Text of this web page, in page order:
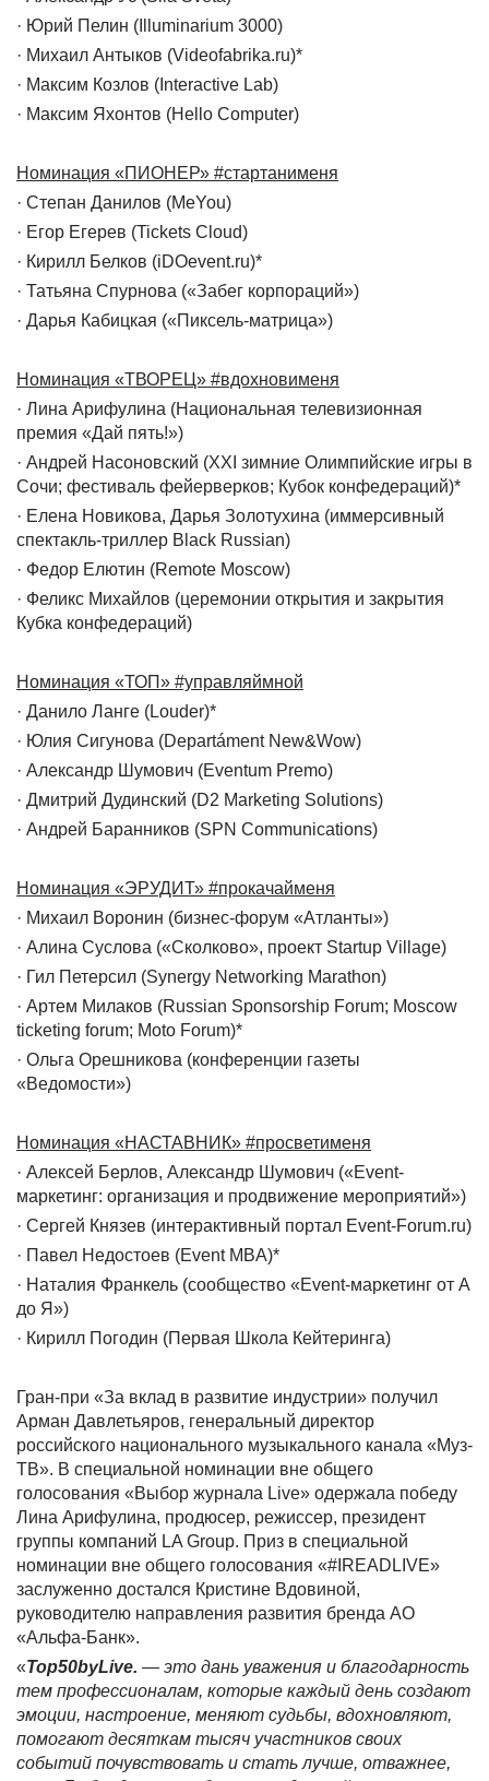
· Юрий Пелин (Illuminarium 3000)
· Михаил Антыков (Videofabrika.ru)*
· Максим Козлов (Interactive Lab)
· Максим Яхонтов (Hello Computer)
Номинация «ПИОНЕР» #стартанименя
· Степан Данилов (MeYou)
· Егор Егерев (Tickets Cloud)
· Кирилл Белков (iDOevent.ru)*
· Татьяна Спурнова («Забег корпораций»)
· Дарья Кабицкая («Пиксель-матрица»)
Номинация «ТВОРЕЦ» #вдохновименя
· Лина Арифулина (Национальная телевизионная
премия «Дай пять!»)
· Андрей Насоновский (XXI зимние Олимпийские игры в
Сочи; фестиваль фейерверков; Кубок конфедераций)*
· Елена Новикова, Дарья Золотухина (иммерсивный
спектакль-триллер Black Russian)
· Федор Елютин (Remote Moscow)
· Феликс Михайлов (церемонии открытия и закрытия
Кубка конфедераций)
Номинация «ТОП» #управляймной
· Данило Ланге (Louder)*
· Юлия Сигунова (Departáment New&Wow)
· Александр Шумович (Eventum Premo)
· Дмитрий Дудинский (D2 Marketing Solutions)
· Андрей Баранников (SPN Communications)
Номинация «ЭРУДИТ» #прокачайменя
· Михаил Воронин (бизнес-форум «Атланты»)
· Алина Суслова («Сколково», проект Startup Village)
· Гил Петерсил (Synergy Networking Marathon)
· Артем Милаков (Russian Sponsorship Forum; Moscow
ticketing forum; Moto Forum)*
· Ольга Орешникова (конференции газеты
«Ведомости»)
Номинация «НАСТАВНИК» #просветименя
· Алексей Берлов, Александр Шумович («Event-
маркетинг: организация и продвижение мероприятий»)
· Сергей Князев (интерактивный портал Event-Forum.ru)
· Павел Недостоев (Event MBA)*
· Наталия Франкель (сообщество «Event-маркетинг от А
до Я»)
· Кирилл Погодин (Первая Школа Кейтеринга)
Гран-при «За вклад в развитие индустрии» получил
Арман Давлетьяров, генеральный директор
российского национального музыкального канала «Муз-
ТВ». В специальной номинации вне общего
голосования «Выбор журнала Live» одержала победу
Лина Арифулина, продюсер, режиссер, президент
группы компаний LA Group. Приз в специальной
номинации вне общего голосования «#IREADLIVE»
заслуженно достался Кристине Вдовиной,
руководителю направления развития бренда АО
«Альфа-Банк».
«Top50byLive. — это дань уважения и благодарность
тем профессионалам, которые каждый день создают
эмоции, настроение, меняют судьбы, вдохновляют,
помогают десяткам тысяч участников своих
событий почувствовать и стать лучше, отважнее,